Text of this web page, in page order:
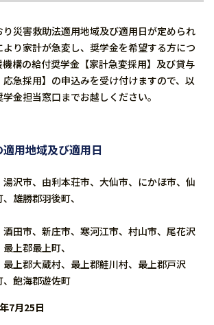
り災害救助法適用地域及び適用日が定められ
り家計が急変し、奨学金を希望する方につ
構の給付奨学金【家計急変採用】及び貸与
急採用】の申込みを受け付けますので、以
金担当窓口までお越しください。
用地域及び適用日
湯沢市、由利本荘市、大仙市、にかほ市、仙
、雄勝郡羽後町、
酒田市、新庄市、寒河江市、村山市、尾花沢
上郡最上町、
上郡大蔵村、最上郡鮭川村、最上郡戸沢
飽海郡遊佐町
7月25日